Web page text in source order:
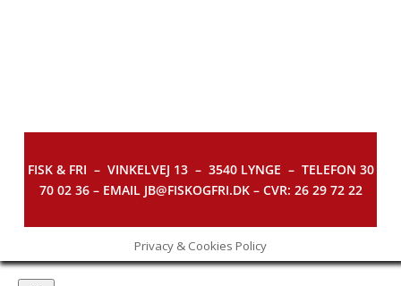
FISK & FRI – VINKELVEJ 13 – 3540 LYNGE – TELEFON 30
70 02 36 – EMAIL JB@FISKOGFRI.DK – CVR: 26 29 72 22
Privacy & Cookies Policy